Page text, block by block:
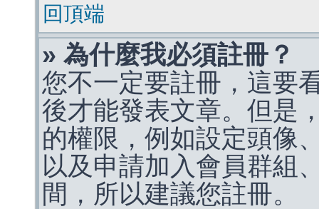
回頂端
» 為什麼我必須註冊？
您不一定要註冊，這要
後才能發表文章。但是
的權限，例如設定頭像
以及申請加入會員群組
間，所以建議您註冊。